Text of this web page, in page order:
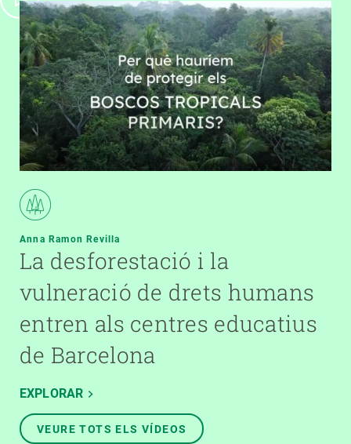
Anna Ramon Revilla
La desforestació i la
vulneració de drets humans
entren als centres educatius
de Barcelona
EXPLORAR
VEURE TOTS ELS VÍDEOS